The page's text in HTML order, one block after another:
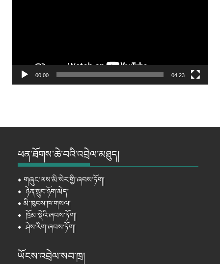
00:00 04:23
ཕན་ཐོགས་ཆེ་བའི་འབྲེལ་མཐུད།
⦁གཞུང་ལས་མི་སེར་གྱི་ཞབས་ཏོག།
⦁ ཉེན་སྲུང་ཉོག་མེད།
⦁ མི་ཁུངས་ཁ་གསལ།
⦁ ཁྲོམ་སྡེའི་ཞབས་ཏོག།
⦁ཤེས་རིག་ཞབས་ཏོག།
ཡོངས་འབྲེལ་སབ་ཁྲ།